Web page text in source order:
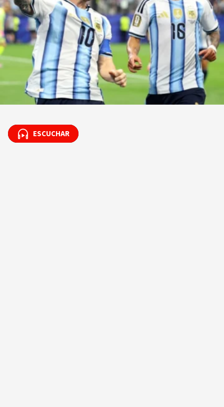
ESCUCHAR
ESCUCHAR